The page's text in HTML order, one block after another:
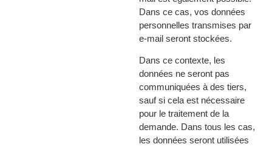
Dans ce cas, vos données
personnelles transmises par
e-mail seront stockées.
Dans ce contexte, les
données ne seront pas
communiquées à des tiers,
sauf si cela est nécessaire
pour le traitement de la
demande. Dans tous les cas,
les données seront utilisées